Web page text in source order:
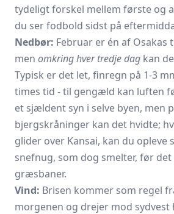
tydeligt forskel mellem første og
du ser fodbold sidst på
Nedbør: Februar er én af Osakas
men omkring hver tredje dag kan
Typisk er det let, finregn på 1-3
times tid - til gengæld kan luften
et sjældent syn i selve byen, men
bjergskråninger kan det hvidte;
glider over Kansai, kan du opleve
snefnug, som dog smelter, før
græsbaner.
Vind: Brisen kommer som regel
morgenen og drejer mod sydvest